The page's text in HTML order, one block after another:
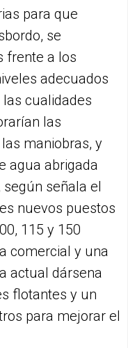
para que
se
frente a los
adecuados
cualidades
las
maniobras, y
agua abrigada
señala el
nuevos puestos
115 y 150
comercial y una
actual dársena
flotantes y un
para mejorar el